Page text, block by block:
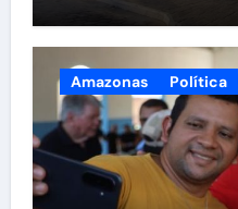
Amazonas Política